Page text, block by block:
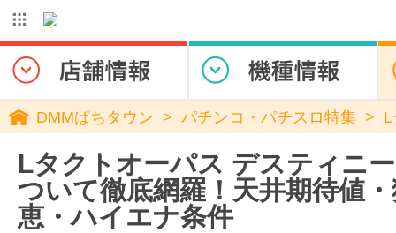
DMMぱちタウン パチンコ・パチスロ特集
Lタクトオーパス デスティニ
ついて徹底網羅！天井期待値
恵・ハイエナ条件